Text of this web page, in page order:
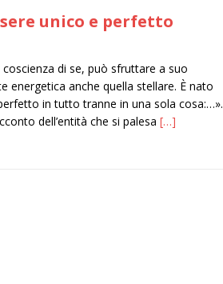
unico e perfetto
coscienza di se, può sfruttare a suo
energetica anche quella stellare. È nato
in tutto tranne in una sola cosa:…».
dell’entità che si palesa […]